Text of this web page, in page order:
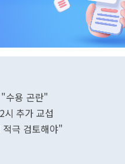
수용 곤란"
추가 교섭
극 검토해야"